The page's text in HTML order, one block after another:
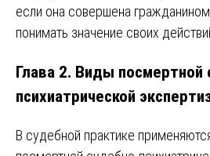
если она совершена
понимать значение своих
Глава 2. Виды посмертной
психиатрической
В судебной практике